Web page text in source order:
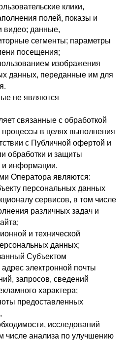
клики,
полей, показы и
видео; данные,
сегменты; параметры
посещения;
изображения
данных, переданные им для
не являются
связанные с обработкой
в целях выполнения
с Публичной офертой и
обработки и защиты
и информации.
Оператора являются:
персональных данных
сервисов, в том числе
различных задач и
и технической
данных;
Субъектом
электронной почты
запросов, сведений
характера;
предоставленных
исследований
числе анализа по улучшению